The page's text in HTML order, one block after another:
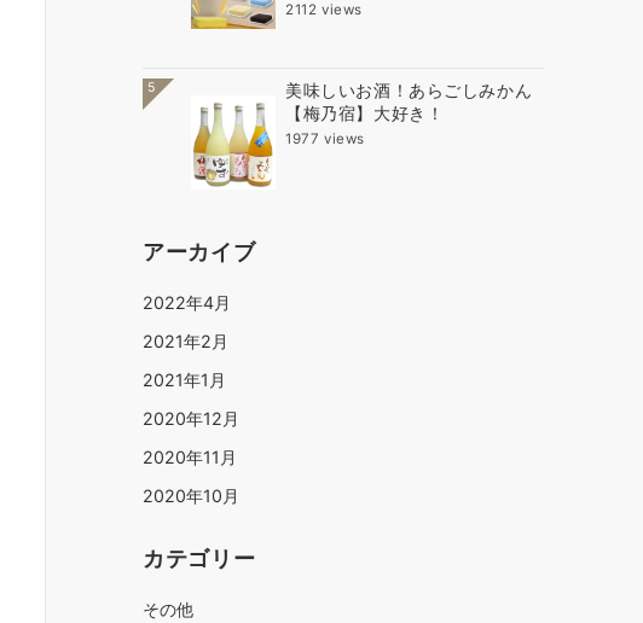
2112 views
5
美味しいお酒！あらごしみかん
【梅乃宿】大好き！
1977 views
アーカイブ
2022年4月
2021年2月
2021年1月
2020年12月
2020年11月
2020年10月
カテゴリー
その他